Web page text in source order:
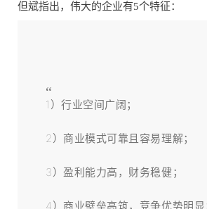
但斌指出，伟大的企业有5个特征：
“
1）行业空间广阔；
2）商业模式可靠且容易理解；
3）盈利能力高，财务稳健；
4）商业壁垒高筑，竞争优势明显